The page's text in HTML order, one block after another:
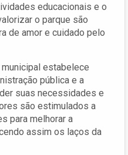
educacionais e o
o parque são
de amor e cuidado pelo
estabelece
pública e a
suas necessidades e
são estimulados a
para melhorar a
assim os laços da